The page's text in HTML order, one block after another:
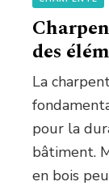
des
La
pour la
bâtiment.
en bois